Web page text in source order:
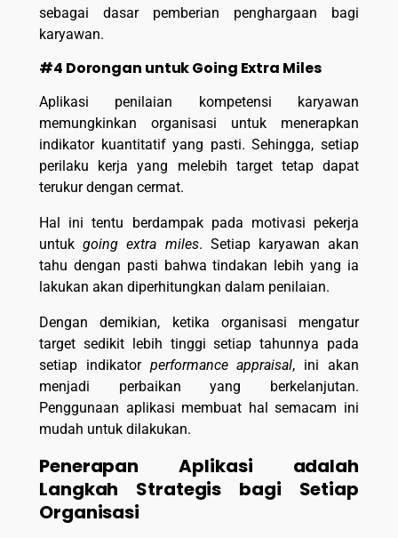
sebagai dasar pemberian penghargaan bagi
karyawan.
#4 Dorongan untuk Going Extra Miles
Aplikasi penilaian kompetensi karyawan
memungkinkan organisasi untuk menerapkan
indikator kuantitatif yang pasti. Sehingga, setiap
perilaku kerja yang melebih target tetap dapat
terukur dengan cermat.
Hal ini tentu berdampak pada motivasi pekerja
untukgoing extra miles. Setiap karyawan akan
tahu dengan pasti bahwa tindakan lebih yang ia
lakukan akan diperhitungkan dalam penilaian.
Dengan demikian, ketika organisasi mengatur
target sedikit lebih tinggi setiap tahunnya pada
setiap indikator performance appraisal, ini akan
menjadi perbaikan yang berkelanjutan.
Penggunaan aplikasi membuat hal semacam ini
mudah untuk dilakukan.
Penerapan Aplikasi adalah
Langkah Strategis bagi Setiap
Organisasi